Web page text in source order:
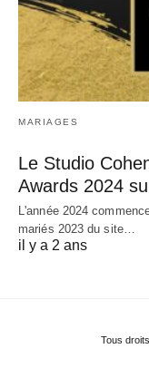
MARIAGES
Le Studio
Awards 2024
L'année 2024
mariés 2023 du site…
il y a 2 ans
Tous